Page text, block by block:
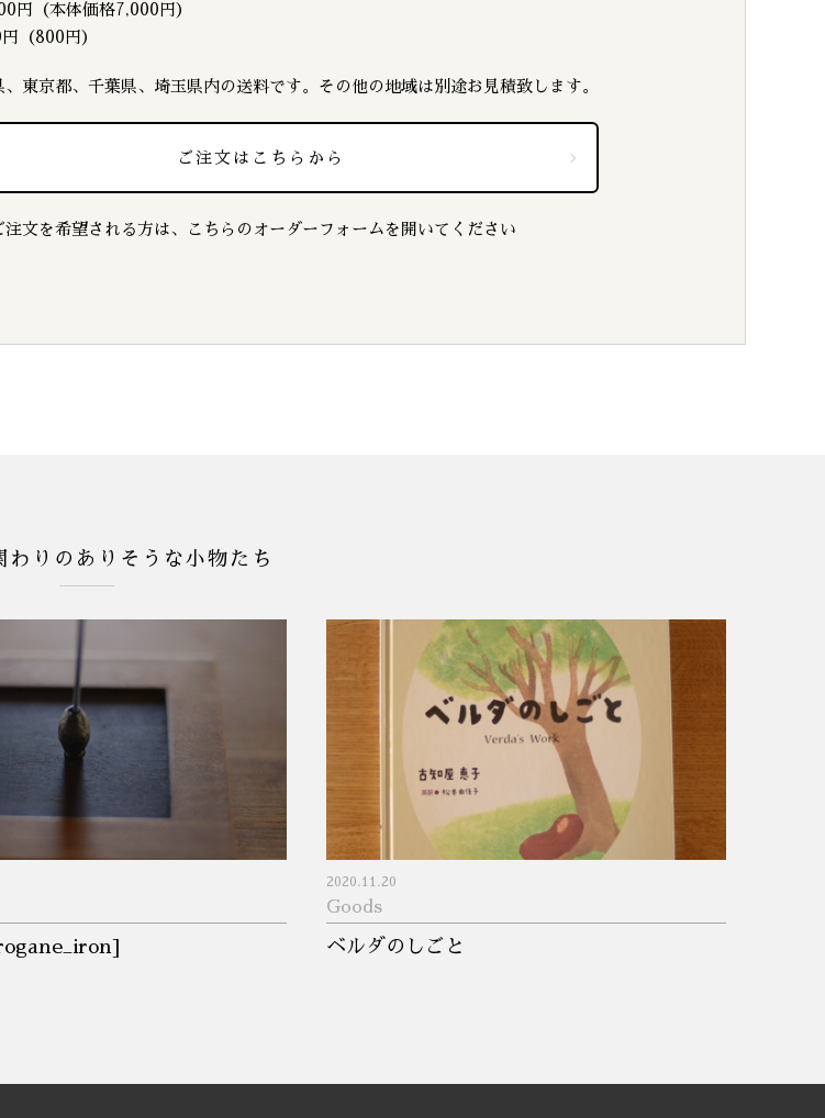
円（本体価格7,000円）
（800円）
東京都、千葉県、埼玉県内の送料です。その他の地域は別途お見積致します。
ご注文はこちらから
注文を希望される方は、こちらのオーダーフォームを開いてください
わりのありそうな小物たち
2020.11.20
Goods
ベルダのしごと